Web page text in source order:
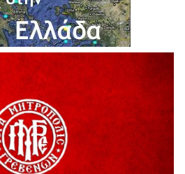
της οδού Περιβόλι –
δύναμη
ΣΤΟΝ ΠΡΩΤΕΑ
Συλλόγου Ταξιάρχη προς κ.